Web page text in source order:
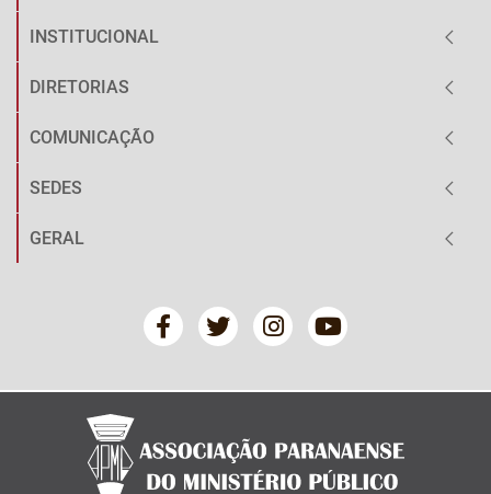
INSTITUCIONAL
DIRETORIAS
COMUNICAÇÃO
SEDES
GERAL